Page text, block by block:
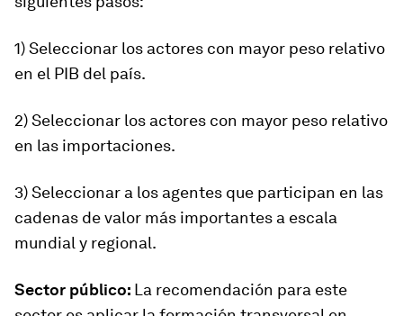
1) Seleccionar los actores con mayor peso relativo
en el PIB del país.
2) Seleccionar los actores con mayor peso relativo
en las importaciones.
3) Seleccionar a los agentes que participan en las
cadenas de valor más importantes a escala
mundial y regional.
Sector público: La recomendación para este